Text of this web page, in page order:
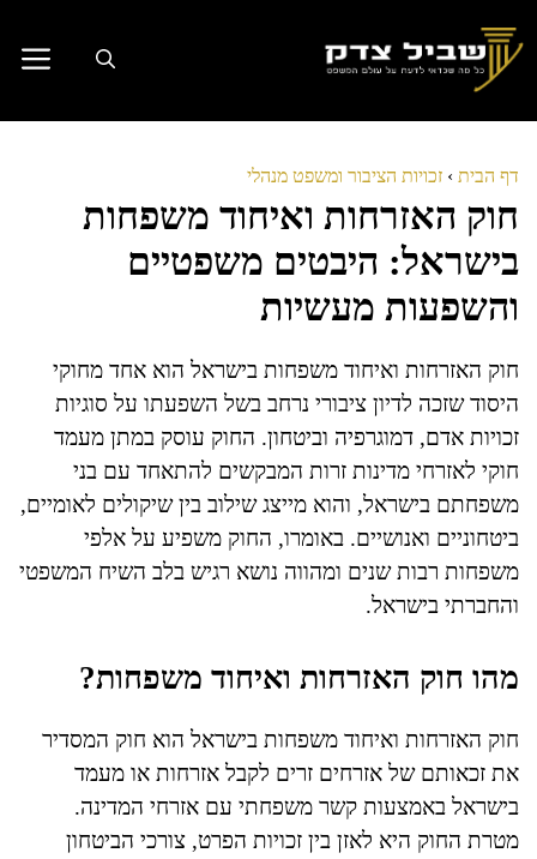
לתוכן
דף הבית › זכויות הציבור ומשפט מנהלי
חוק האזרחות ואיחוד משפחות
בישראל: היבטים משפטיים
והשפעות מעשיות
חוק האזרחות ואיחוד משפחות בישראל הוא אחד מחוקי
היסוד שזכה לדיון ציבורי נרחב בשל השפעתו על סוגיות
זכויות אדם, דמוגרפיה וביטחון. החוק עוסק במתן מעמד
חוקי לאזרחי מדינות זרות המבקשים להתאחד עם בני
משפחתם בישראל, והוא מייצג שילוב בין שיקולים לאומיים,
ביטחוניים ואנושיים. באומרו, החוק משפיע על אלפי
משפחות רבות שנים ומהווה נושא רגיש בלב השיח המשפטי
והחברתי בישראל.
מהו חוק האזרחות ואיחוד משפחות?
חוק האזרחות ואיחוד משפחות בישראל הוא חוק המסדיר
את זכאותם של אזרחים זרים לקבל אזרחות או מעמד
בישראל באמצעות קשר משפחתי עם אזרחי המדינה.
מטרת החוק היא לאזן בין זכויות הפרט, צורכי הביטחון